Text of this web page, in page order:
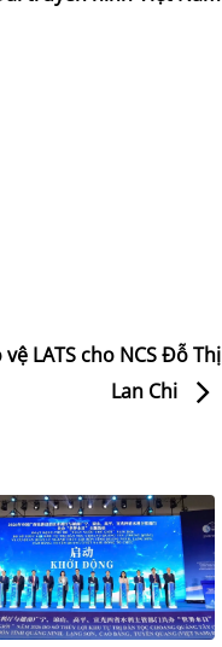
LATS cho NCS Đỗ Thị
Lan Chi